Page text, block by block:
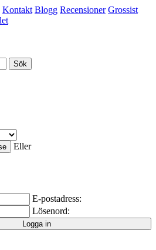
Kontakt Blogg Recensioner Grossist
Sök
Eller
E-postadress:
Lösenord:
Logga in